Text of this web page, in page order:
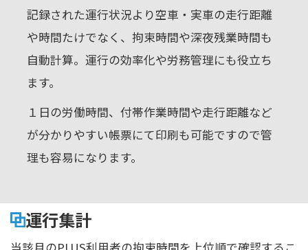
記録された運行状況より空車・実車の走行距離
や時間たけでなく、拘束時間や深夜残業時間も
自動計算。運行の効率化や労務管理にも役立ち
ます。
１日の労働時間、付帯作業時間や走行距離など
が分かりやすい帳票にて印刷も可能ですので管
理も容易になります。
運行集計